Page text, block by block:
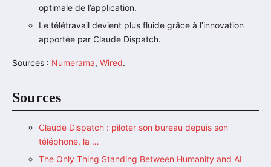
optimale de l’application.
Le télétravail devient plus fluide grâce à l’innovation
apportée par Claude Dispatch.
Sources : Numerama, Wired.
Sources
Claude Dispatch : piloter son bureau depuis son
téléphone, la …
The Only Thing Standing Between Humanity and AI